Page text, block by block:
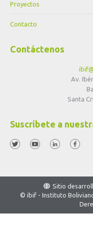
Proyectos
Contacto
Contáctenos
Av.
Santa
Suscríbete a
Sitio
© ibif - Instituto